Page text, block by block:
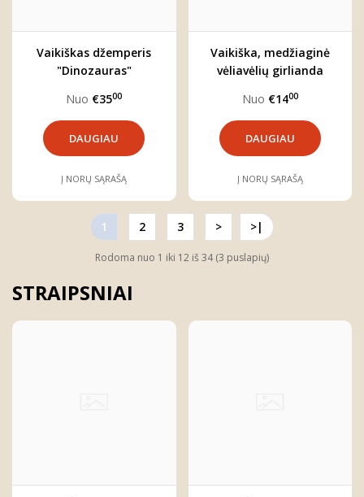
Vaikiškas džemperis
"Dinozauras"
Nuo €3500
DAUGIAU
Į NORŲ SĄRAŠĄ
Vaikiška, medžiaginė
vėliavėlių girlianda
Nuo €1400
DAUGIAU
Į NORŲ SĄRAŠĄ
1 2 3 > >|
Rodoma nuo 1 iki 12 iš 34 (3 puslapių)
STRAIPSNIAI